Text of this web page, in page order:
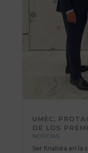
UMEC,
DE LOS
NOTICIAS
Ser finalista en la